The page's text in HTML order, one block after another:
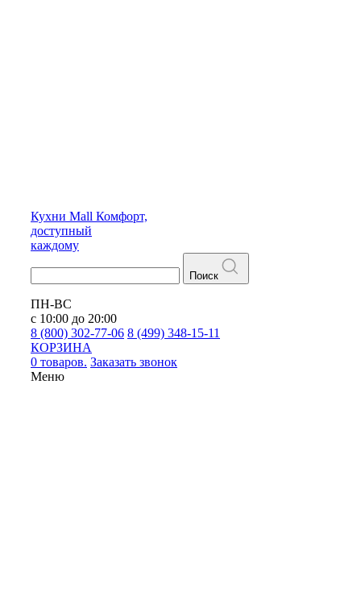
Кухни Mall Комфорт,
доступный
каждому
Поиск
ПН-ВС
с 10:00 до 20:00
8 (800) 302-77-06 8 (499) 348-15-11
КОРЗИНА
0 товаров. Заказать звонок
Меню